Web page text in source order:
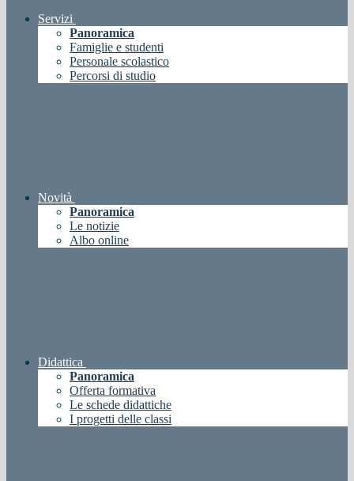
Servizi
Panoramica
Famiglie e studenti
Personale scolastico
Percorsi di studio
Novità
Panoramica
Le notizie
Albo online
Didattica
Panoramica
Offerta formativa
Le schede didattiche
I progetti delle classi